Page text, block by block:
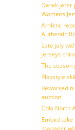
Derek jeter
Womens
Athletic
Authentic
Late july
jerseys
The
Playstyle
Reworked
auction
Cola North
Embiid
manager